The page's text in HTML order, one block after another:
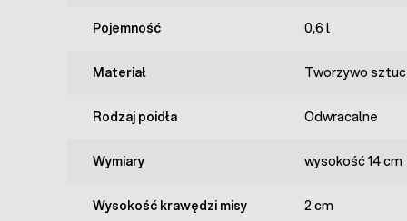
Pojemność 0,6 l
Materiał Tworzywo
Rodzaj poidła Odwracalne
Wymiary wysokość 14 cm
Wysokość krawędzi misy 2 cm